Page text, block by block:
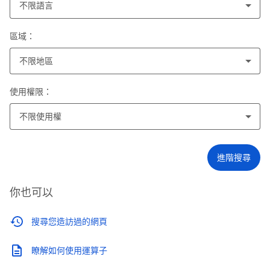
不限語言
區域：
不限地區
使用權限：
不限使用權
進階搜尋
你也可以
搜尋您造訪過的網頁
瞭解如何使用運算子